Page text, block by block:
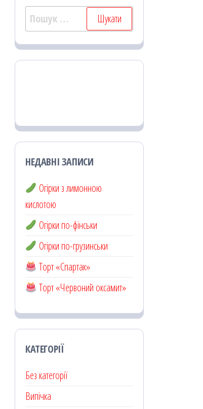
Пошук:
НЕДАВНІ ЗАПИСИ
Огірки з лимонною
кислотою
Огірки по-фінськи
Огірки по-грузинськи
Торт «Спартак»
Торт «Червоний оксамит»
КАТЕГОРІЇ
Без категорії
Випічка